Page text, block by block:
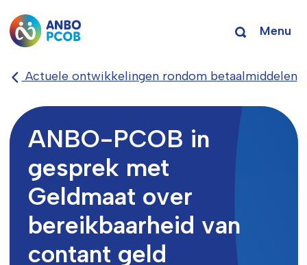
Menu
Actuele ontwikkelingen rondom betaalmiddelen
ANBO-PCOB in
gesprek met
Geldmaat over
bereikbaarheid van
contant geld